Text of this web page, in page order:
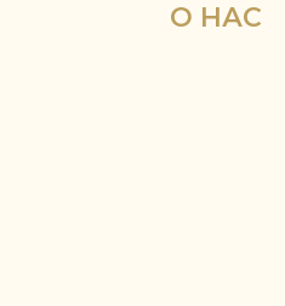
О НАС